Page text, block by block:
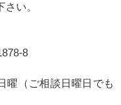
い。
8
（ご相談日曜日でも